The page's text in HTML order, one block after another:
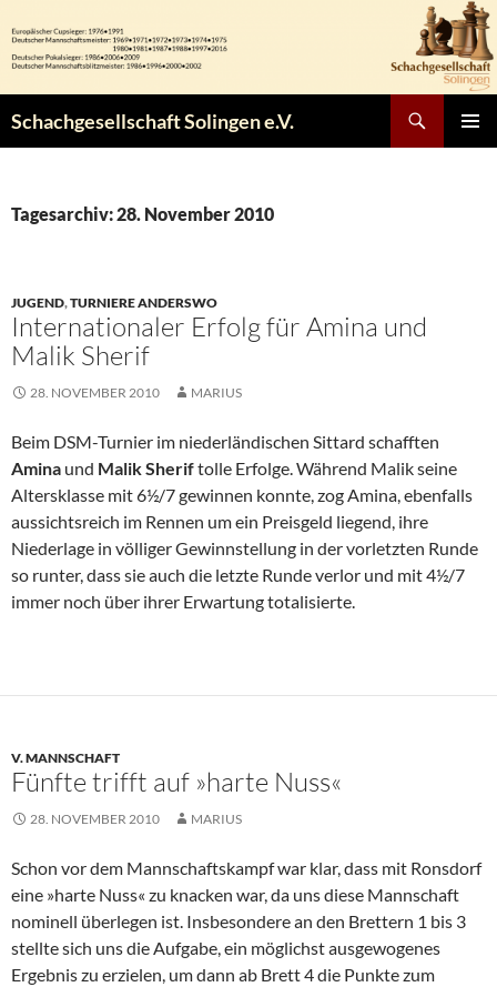
Inhalt
springen
Schachgesellschaft Solingen e.V.
Tagesarchiv: 28. November 2010
JUGEND,TURNIERE ANDERSWO
Internationaler Erfolg für Amina und
Malik Sherif
28. NOVEMBER 2010 MARIUS
Beim DSM-Turnier im niederländischen Sittard schafften
Amina und Malik Sheriftolle Erfolge. Während Malik seine
Altersklasse mit 6½/7 gewinnen konnte, zog Amina, ebenfalls
aussichtsreich im Rennen um ein Preisgeld liegend, ihre
Niederlage in völliger Gewinnstellung in der vorletzten Runde
so runter, dass sie auch die letzte Runde verlor und mit 4½/7
immer noch über ihrer Erwartung totalisierte.
V. MANNSCHAFT
Fünfte trifft auf »harte Nuss«
28. NOVEMBER 2010 MARIUS
Schon vor dem Mannschaftskampf war klar, dass mit Ronsdorf
eine »harte Nuss« zu knacken war, da uns diese Mannschaft
nominell überlegen ist. Insbesondere an den Brettern 1 bis 3
stellte sich uns die Aufgabe, ein möglichst ausgewogenes
Ergebnis zu erzielen, um dann ab Brett 4 die Punkte zum